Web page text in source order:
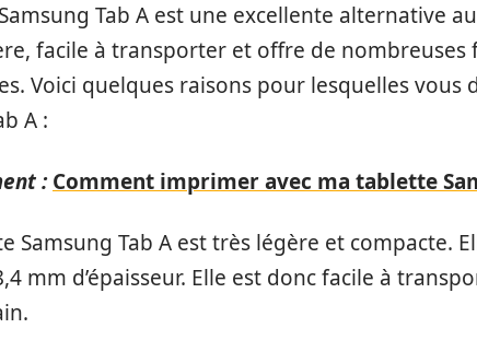
Tab A est une excellente alternative
facile à transporter et offre de
Voici quelques raisons pour lesquelles vous
A :
: Comment imprimer avec ma tablette
Samsung Tab A est très légère et compacte.
mm d’épaisseur. Elle est donc facile à